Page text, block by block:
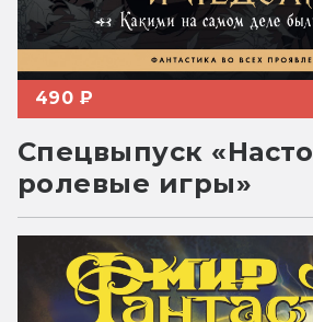
490 ₽
Спецвыпуск
ролевые игры»